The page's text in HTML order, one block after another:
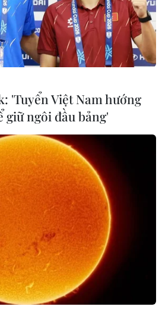
lùi cuộc tấn công
Idlib
Syria đã đẩy lùi cuộc tấn công
20 phiến quân nước ngoài
Tahrir al-Sham tại khu vực
10 tay súng.
'Tuyển Việt Nam hướng
ngôi đầu bảng'